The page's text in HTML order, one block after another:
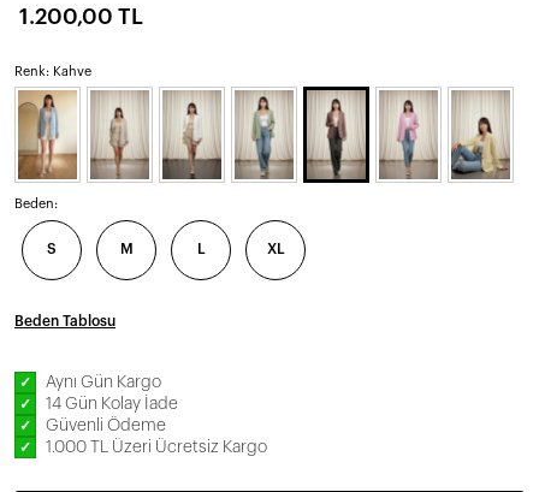
1.200,00 TL
Renk: Kahve
Beden:
S M L XL
Beden Tablosu
✓ Aynı Gün Kargo
✓ 14 Gün Kolay İade
✓ Güvenli Ödeme
✓ 1.000 TL Üzeri Ücretsiz Kargo